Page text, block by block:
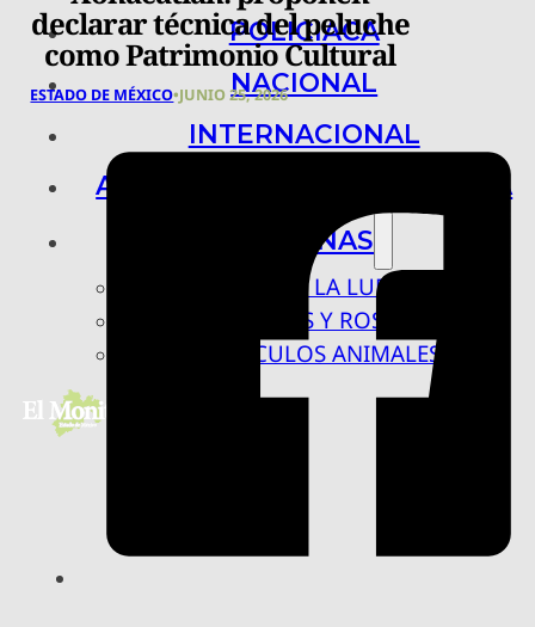
POLICIACA
NACIONAL
INTERNACIONAL
ARTE, CIENCIA Y TECNOLOGÍA
COLUMNAS
BAJO LA LUPA
RASTROS Y ROSTROS
VÍNCULOS ANIMALES
declarar técnica del peluche
como Patrimonio Cultural
ESTADO DE MÉXICO•JUNIO 25, 2026